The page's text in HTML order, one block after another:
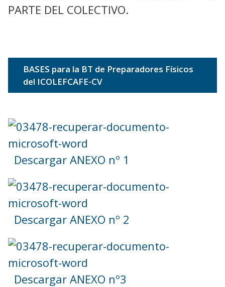
PARTE DEL COLECTIVO.
BASES para la BT de Preparadores Físicos
del ICOLEFCAFE-CV
Descargar ANEXO nº 1
Descargar ANEXO nº 2
Descargar ANEXO nº3